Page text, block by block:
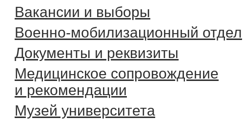
Вакансии и выборы
Военно-мобилизационный отдел
Документы и реквизиты
Медицинское сопровождение
и рекомендации
Музей университета